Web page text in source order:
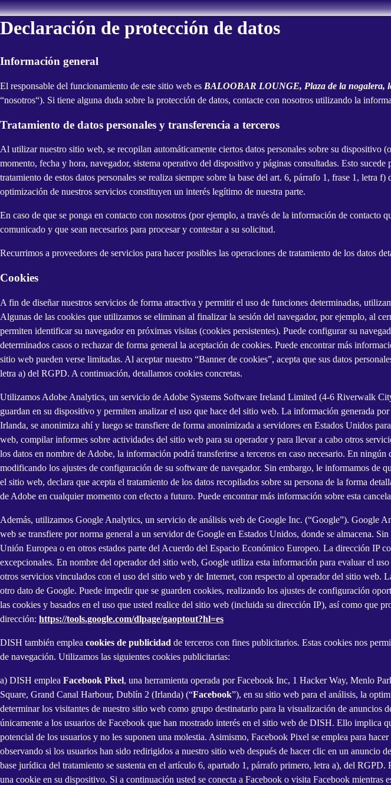
Declaración de protección de datos
Información general
El responsable del funcionamiento de este sitio web es BALOOBAR LOUNGE, Plaza de la nogalera,
“nosotros“). Si tiene alguna duda sobre la protección de datos, contacte con nosotros utilizando la
Tratamiento de datos personales y transferencia a terceros
Al utilizar nuestro sitio web, se recopilan automáticamente ciertos datos personales sobre su
momento, fecha y hora, navegador, sistema operativo del dispositivo y páginas consultadas. Esto
tratamiento de estos datos personales se realiza siempre sobre la base del art. 6, párrafo 1, frase 1,
optimización de nuestros servicios constituyen un interés legítimo de nuestra parte.
En caso de que se ponga en contacto con nosotros (por ejemplo, a través de la información de contacto
comunicado y que sean necesarios para procesar y contestar a su solicitud.
Recurrimos a proveedores de servicios para hacer posibles las operaciones de tratamiento de los datos
Cookies
A fin de diseñar nuestros servicios de forma atractiva y permitir el uso de funciones determinadas,
Algunas de las cookies que utilizamos se eliminan al finalizar la sesión del navegador, por ejemplo, al
permiten identificar su navegador en próximas visitas (cookies persistentes). Puede configurar su
determinados casos o rechazar de forma general la aceptación de cookies. Puede encontrar más
sitio web pueden verse limitadas. Al aceptar nuestro “Banner de cookies”, acepta que sus datos
letra a) del RGPD. A continuación, detallamos cookies concretas.
Utilizamos Adobe Analytics, un servicio de Adobe Systems Software Ireland Limited (4-6 Riverwalk
guardan en su dispositivo y permiten analizar el uso que hace del sitio web. La información generada
Irlanda, se anonimiza ahí y luego se transfiere de forma anonimizada a servidores en Estados Unidos
web, compilar informes sobre actividades del sitio web para su operador y para llevar a cabo otros
los datos en nombre de Adobe, la información podrá transferirse a terceros en caso necesario. En
modificando los ajustes de configuración de su software de navegador. Sin embargo, le informamos
el sitio web, declara que acepta el tratamiento de los datos recopilados sobre su persona de la forma
de Adobe en cualquier momento con efecto a futuro. Puede encontrar más información sobre esta
Además, utilizamos Google Analytics, un servicio de análisis web de Google Inc. (“Google”). Google
web se transfiere por norma general a un servidor de Google en Estados Unidos, donde se almacena.
Unión Europea o en otros estados parte del Acuerdo del Espacio Económico Europeo. La dirección IP
excepcionales. En nombre del operador del sitio web, Google utiliza esta información para evaluar el
otros servicios vinculados con el uso del sitio web y de Internet, con respecto al operador del sitio
otro dato de Google. Puede impedir que se guarden cookies, realizando los ajustes de configuración
las cookies y basados en el uso que usted realice del sitio web (incluida su dirección IP), así como que
dirección: https://tools.google.com/dlpage/gaoptout?hl=es
DISH también emplea cookies de publicidad de terceros con fines publicitarios. Estas cookies nos
de navegación. Utilizamos las siguientes cookies publicitarias:
a) DISH emplea Facebook Pixel, una herramienta operada por Facebook Inc, 1 Hacker Way, Menlo
Square, Grand Canal Harbour, Dublín 2 (Irlanda) (“Facebook”), en su sitio web para el análisis, la
determinar los visitantes de nuestro sitio web como grupo destinatario para la visualización de
únicamente a los usuarios de Facebook que han mostrado interés en el sitio web de DISH. Ello implica
potencial de los usuarios y no les suponen una molestia. Asimismo, Facebook Pixel se emplea para
observando si los usuarios han sido redirigidos a nuestro sitio web después de hacer clic en un anuncio
base jurídica del tratamiento se sustenta en el artículo 6, apartado 1, párrafo primero, letra a), del
una cookie en su dispositivo. Si a continuación usted se conecta a Facebook o visita Facebook